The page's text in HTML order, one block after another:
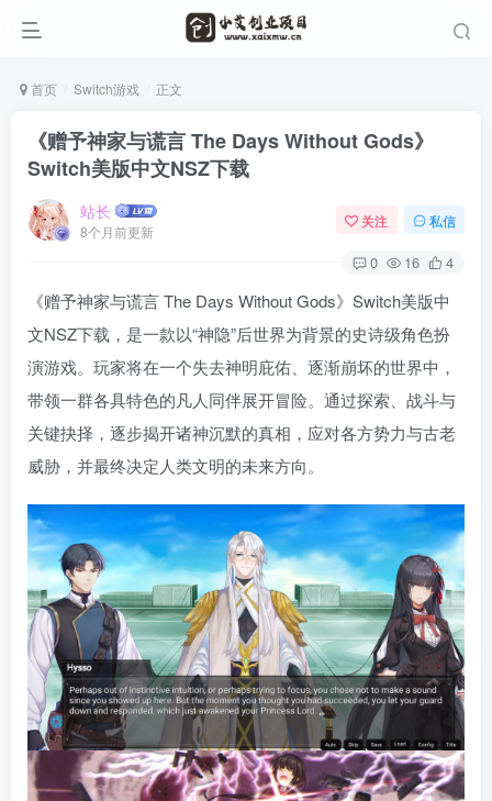
首页 Switch游戏 正文
《赠予神家与谎言 The Days Without Gods》
Switch美版中文NSZ下载
站长
8个月前更新
关注 私信
0 16 4
《赠予神家与谎言 The Days Without Gods》Switch美版中
文NSZ下载，是一款以“神隐”后世界为背景的史诗级角色扮
演游戏。玩家将在一个失去神明庇佑、逐渐崩坏的世界中，
带领一群各具特色的凡人同伴展开冒险。通过探索、战斗与
关键抉择，逐步揭开诸神沉默的真相，应对各方势力与古老
威胁，并最终决定人类文明的未来方向。